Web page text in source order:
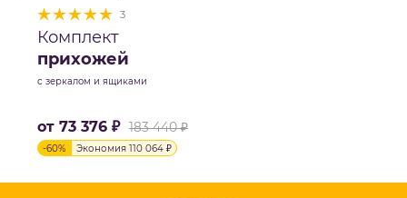
3
Комплект
прихожей
с зеркалом и ящиками
от 73 376 ₽ 183 440 ₽
-60% Экономия 110 064 ₽